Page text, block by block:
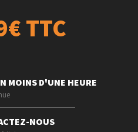
TTC
MOINS D'UNE HEURE
NOUS